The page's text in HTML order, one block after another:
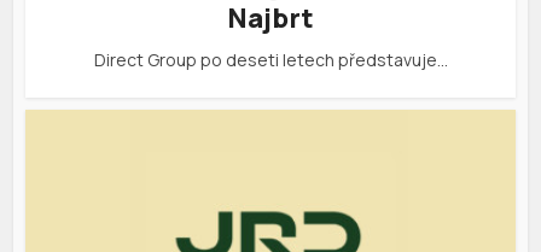
Najbrt
Direct Group po deseti letech představuje…